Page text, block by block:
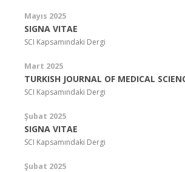
Mayıs 2025
SIGNA VITAE
SCI Kapsamındaki Dergi
Mart 2025
TURKISH JOURNAL OF MEDICAL
SCI Kapsamındaki Dergi
Şubat 2025
SIGNA VITAE
SCI Kapsamındaki Dergi
Şubat 2025